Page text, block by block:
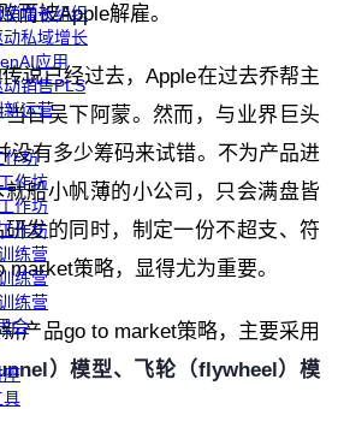
增长组织
私域增长
应用
动销售PLS
运营
作坊
作坊
作坊
作坊
练营
练营
练营
会
座
具
而被Apple解雇。
说已经过去，Apple在过去乔帮主
日吴下阿蒙。然而，与业界巨头
没有多少筹码来试错。不为产品进
船小帆薄的小公司，只会满盘皆
发的同时，制定一份不超支、符
market策略，显得尤为重要。
产品go to market策略，主要采用
）模型、飞轮（flywheel）模